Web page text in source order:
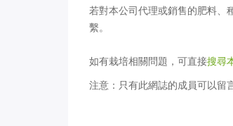
若對本公司代理或銷售的肥料、
繫。
如有栽培相關問題，可直接搜尋
注意：只有此網誌的成員可以留言